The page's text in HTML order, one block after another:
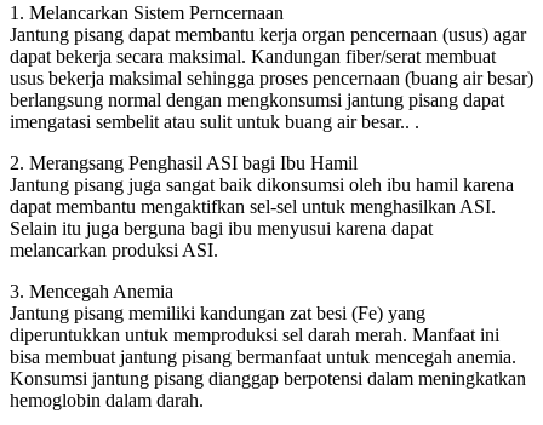
1. Melancarkan Sistem Perncernaan
Jantung pisang dapat membantu kerja organ pencernaan (usus) agar
dapat bekerja secara maksimal. Kandungan fiber/serat membuat
usus bekerja maksimal sehingga proses pencernaan (buang air besar)
berlangsung normal dengan mengkonsumsi jantung pisang dapat
imengatasi sembelit atau sulit untuk buang air besar.. .
2. Merangsang Penghasil ASI bagi Ibu Hamil
Jantung pisang juga sangat baik dikonsumsi oleh ibu hamil karena
dapat membantu mengaktifkan sel-sel untuk menghasilkan ASI.
Selain itu juga berguna bagi ibu menyusui karena dapat
melancarkan produksi ASI.
3. Mencegah Anemia
Jantung pisang memiliki kandungan zat besi (Fe) yang
diperuntukkan untuk memproduksi sel darah merah. Manfaat ini
bisa membuat jantung pisang bermanfaat untuk mencegah anemia.
Konsumsi jantung pisang dianggap berpotensi dalam meningkatkan
hemoglobin dalam darah.